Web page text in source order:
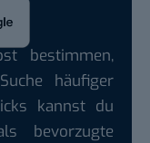
bestimmen,
häufiger
kannst du
bevorzugte